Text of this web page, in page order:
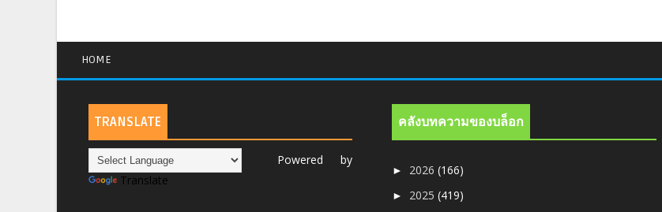
HOME
TRANSLATE
Powered by
Translate
คลังบทความของบล็อก
► 2026(166)
► 2025(419)